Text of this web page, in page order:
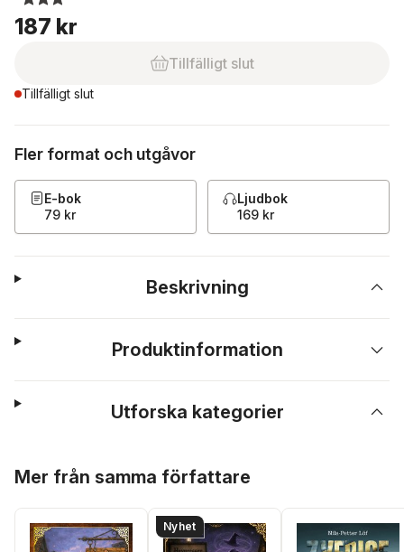
187 kr
Tillfälligt slut
Tillfälligt slut
Fler format och utgåvor
E-bok
79 kr
Ljudbok
169 kr
Beskrivning
Produktinformation
Utforska kategorier
Mer från samma författare
Nyhet